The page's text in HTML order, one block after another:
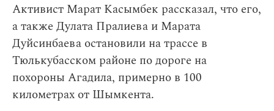
Активист Марат Касымбек рассказал, что его,
а также Дулата Пралиева и Марата
Дуйсинбаева остановили на трассе в
Тюлькубасском районе по дороге на
похороны Агадила, примерно в 100
километрах от Шымкента.